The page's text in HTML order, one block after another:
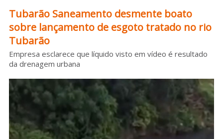
Podcasts
Tubarão Saneamento desmente boato
sobre lançamento de esgoto tratado no rio
Tubarão
Empresa esclarece que líquido visto em vídeo é resultado
da drenagem urbana